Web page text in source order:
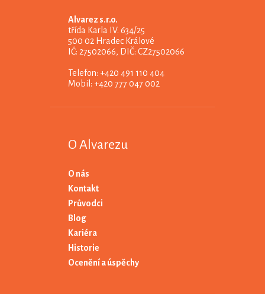
Alvarez s.r.o.
třída Karla IV. 634/25
500 02 Hradec Králové
IČ: 27502066, DIČ: CZ27502066
Telefon: +420 491 110 404
Mobil: +420 777 047 002
O Alvarezu
O nás
Kontakt
Průvodci
Blog
Kariéra
Historie
Ocenění a úspěchy